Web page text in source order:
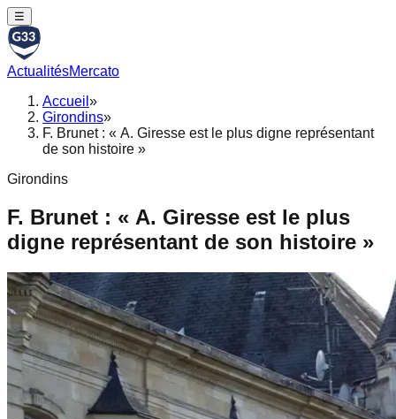
☰
ActualitésMercato
Accueil »
Girondins»
F. Brunet : « A. Giresse est le plus digne représentant
de son histoire »
Girondins
F. Brunet : « A. Giresse est le plus
digne représentant de son histoire »